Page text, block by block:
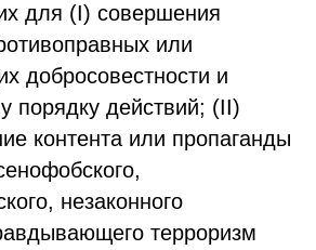
для (I) совершения
или
добросовестности и
порядку действий; (II)
контента или пропаганды
незаконного
терроризм